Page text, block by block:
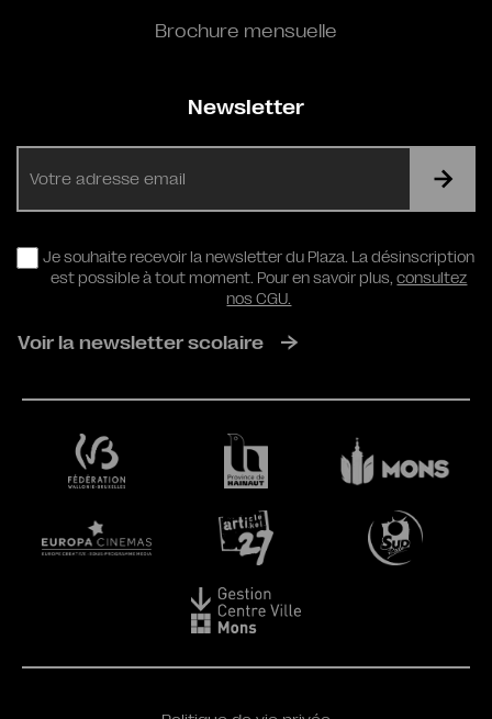
Brochure mensuelle
Newsletter
RGPD
Je souhaite recevoir la newsletter du Plaza. La désinscription
est possible à tout moment. Pour en savoir plus,consultez
nos CGU.
Voir la newsletter scolaire